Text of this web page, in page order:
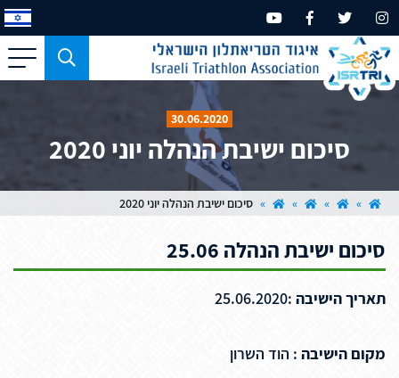
כפתור
משמש
בעלי
קטן
בלבד
סיכום ישיבת הנהלה יוני 2020
30.06.2020
»
»
»
» סיכום ישיבת הנהלה יוני 2020
סיכום ישיבת הנהלה 25.06
תאריך הישיבה :25.06.2020
מקום הישיבה : הוד השרון